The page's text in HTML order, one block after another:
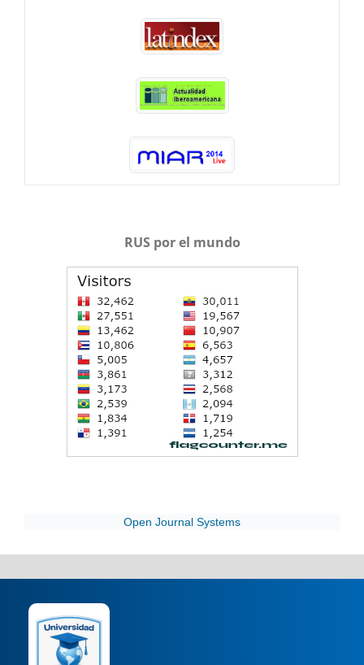
RUS por el mundo
Open Journal Systems